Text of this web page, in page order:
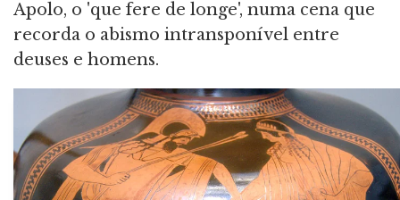
Apolo, o 'que fere de longe', numa cena que
recorda o abismo intransponível entre
deuses e homens.